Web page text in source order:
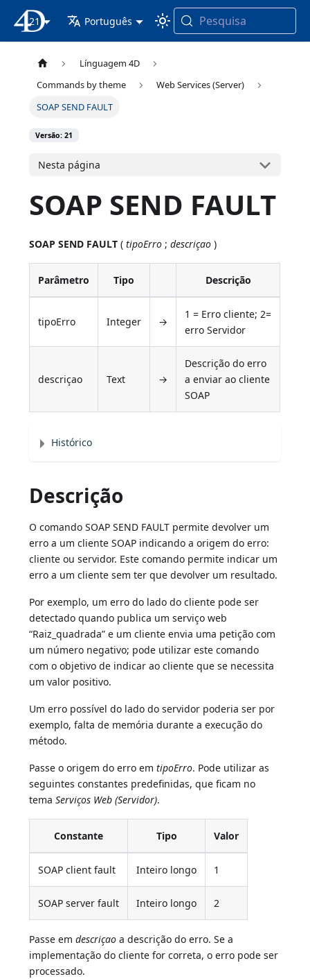
Documentação 4D
21 Português Pesquisa
Línguagem 4D
Commands by theme
Web Services (Server)
SOAP SEND FAULT
Versão: 21
Nesta página
SOAP SEND FAULT
SOAP SEND FAULT (tipoErro ;descriçao )
Parâmetro Tipo Descrição
tipoErro Integer →
1 = Erro cliente; 2=
erro Servidor
descriçao Text →
Descrição do erro
a enviar ao cliente
SOAP
Histórico
Descrição
O comando SOAP SEND FAULT permite devolver um
erro a um cliente SOAP indicando a origem do erro:
cliente ou servidor. Este comando permite indicar um
erro a um cliente sem ter que devolver um resultado.
Por exemplo, um erro do lado do cliente pode ser
detectado quando publica um serviço web
“Raiz_quadrada” e um cliente envia uma petição com
um número negativo; pode utilizar este comando
com o objetivo de indicar ao cliente que se necessita
um valor positivo.
Um erro possível do lado do servidor poderia ser por
exemplo, falta de memória durante a execução do
método.
Passe o origem do erro emtipoErro. Pode utilizar as
seguintes constantes predefinidas, que ficam no
temaServiços Web (Servidor).
Constante Tipo Valor
SOAP client fault Inteiro longo 1
SOAP server fault Inteiro longo 2
Passe emdescriçao a descrição do erro. Se a
implementação do cliente for correta, o erro pode ser
processado.